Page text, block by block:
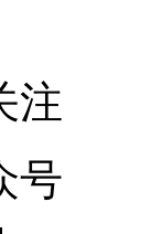
注
号